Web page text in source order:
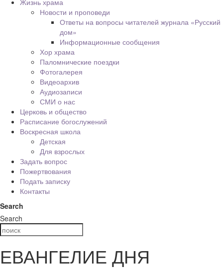
Жизнь храма
Новости и проповеди
Ответы на вопросы читателей журнала «Русский
дом»
Информационные сообщения
Хор храма
Паломнические поездки
Фотогалерея
Видеоархив
Аудиозаписи
СМИ о нас
Церковь и общество
Расписание богослужений
Воскресная школа
Детская
Для взрослых
Задать вопрос
Пожертвования
Подать записку
Контакты
Search
Search
ЕВАНГЕЛИЕ ДНЯ